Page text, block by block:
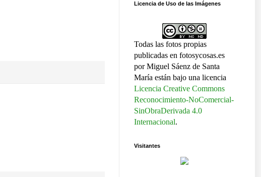
Licencia de Uso de las Imágenes
Todas las fotos propias
publicadas en fotosycosas.es
por Miguel Sáenz de Santa
María están bajo una licencia
Licencia Creative Commons
Reconocimiento-NoComercial-
SinObraDerivada 4.0
Internacional.
Visitantes